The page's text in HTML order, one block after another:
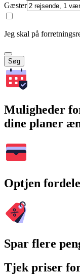
Gæster
Jeg skal på
Søg
Muligheder
dine planer
Optjen
Spar flere
Tjek priser